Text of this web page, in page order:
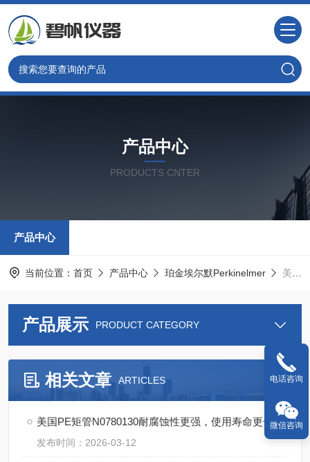
产品中心
PRODUCTS CNTER
产品中心
当前位置： 首页 产品中心 珀金埃尔默Perkinelmer 美国PE矩管
产品展示 PRODUCT CATEGORY
相关文章 ARTICLES
美国PE矩管N0780130耐腐蚀性更强，使用寿命更长
发布时间：2026-03-12
电话咨询
微信咨询